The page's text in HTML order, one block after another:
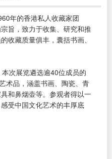
年的香港私人收藏家团
旨，致力于收集、研究和推
收藏质量俱丰，囊括书画、
次展览遴选逾40位成员的
术品，涵盖书画、陶瓷、青
和鼻烟壶等。参观者得以一
受中国文化艺术的丰厚底